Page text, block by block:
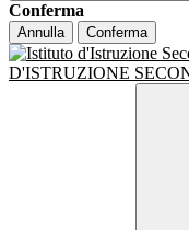
Conferma
Annulla Conferma
D'ISTRUZIONE